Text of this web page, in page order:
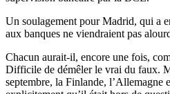
Un soulagement pour Madrid, qui a
aux banques ne viendraient pas
Chacun aurait-il, encore une fois,
Difficile de démêler le vrai du faux.
septembre, la Finlande, l’Allemagne